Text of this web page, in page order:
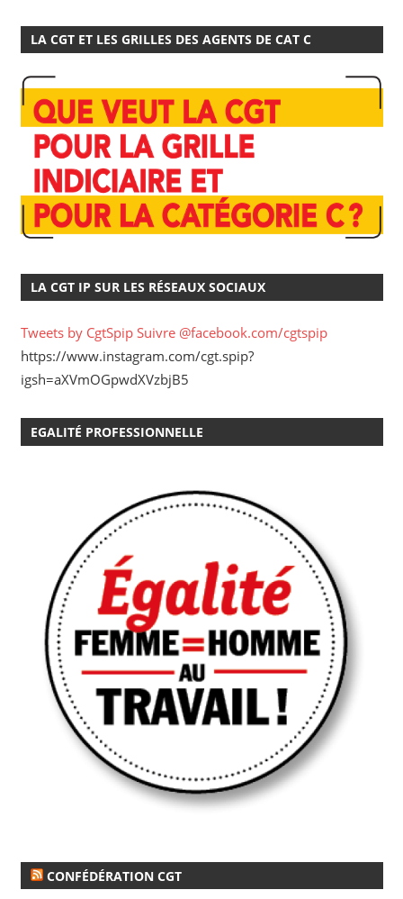
LA CGT ET LES GRILLES DES AGENTS DE CAT C
LA CGT IP SUR LES RÉSEAUX SOCIAUX
Tweets by CgtSpip Suivre @facebook.com/cgtspip
https://www.instagram.com/cgt.spip?
igsh=aXVmOGpwdXVzbjB5
EGALITÉ PROFESSIONNELLE
CONFÉDÉRATION CGT